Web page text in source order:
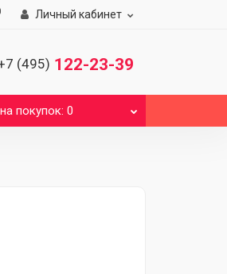
Личный кабинет
(495) 122-23-39
покупок: 0